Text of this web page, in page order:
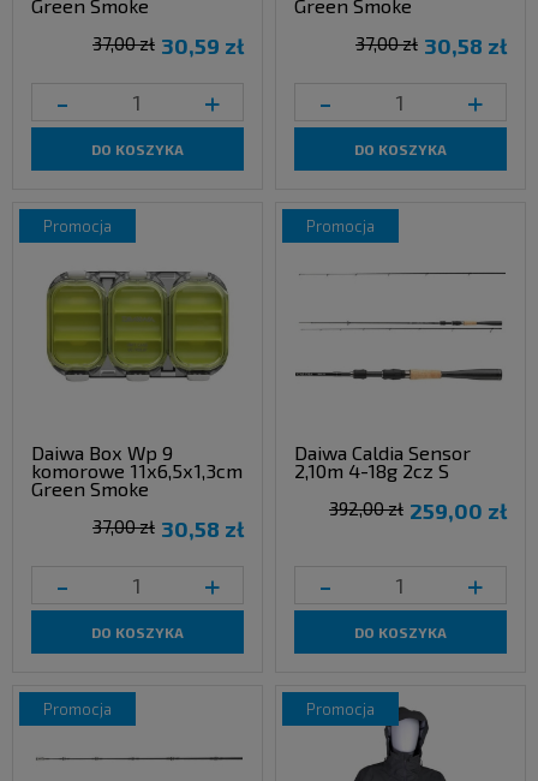
Green Smoke
30,59 zł
37,00 zł
- +
DO KOSZYKA
Green Smoke
30,58 zł
37,00 zł
- +
DO KOSZYKA
Daiwa Box Wp 9
komorowe 11x6,5x1,3cm
Green Smoke
30,58 zł
37,00 zł
- +
DO KOSZYKA
promocja
Daiwa Caldia Sensor
2,10m 4-18g 2cz S
259,00 zł
392,00 zł
- +
DO KOSZYKA
promocja
promocja promocja